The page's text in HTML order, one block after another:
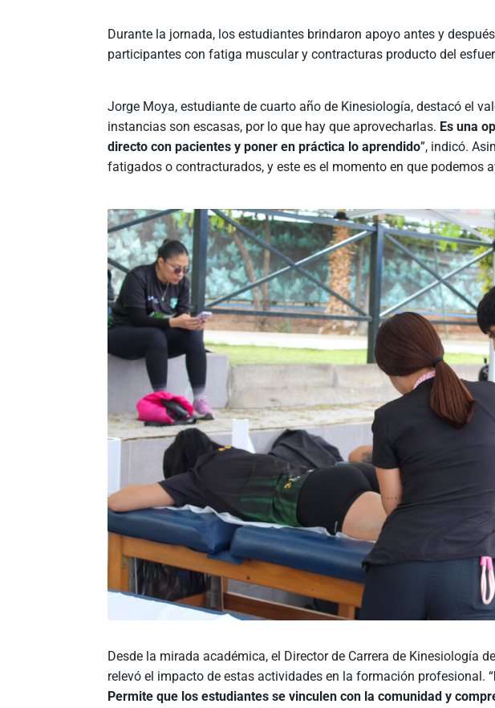
Durante la jornada, los estudiantes brindaron apoyo antes y
participantes con fatiga muscular y contracturas producto del
Jorge Moya, estudiante de cuarto año de Kinesiología, destacó el
instancias son escasas, por lo que hay que aprovecharlas. Es una
directo con pacientes y poner en práctica lo aprendido”, indicó.
fatigados o contracturados, y este es el momento en que podemos
Desde la mirada académica, el Director de Carrera de Kinesiología
relevó el impacto de estas actividades en la formación profesional. “
Permite que los estudiantes se vinculen con la comunidad y